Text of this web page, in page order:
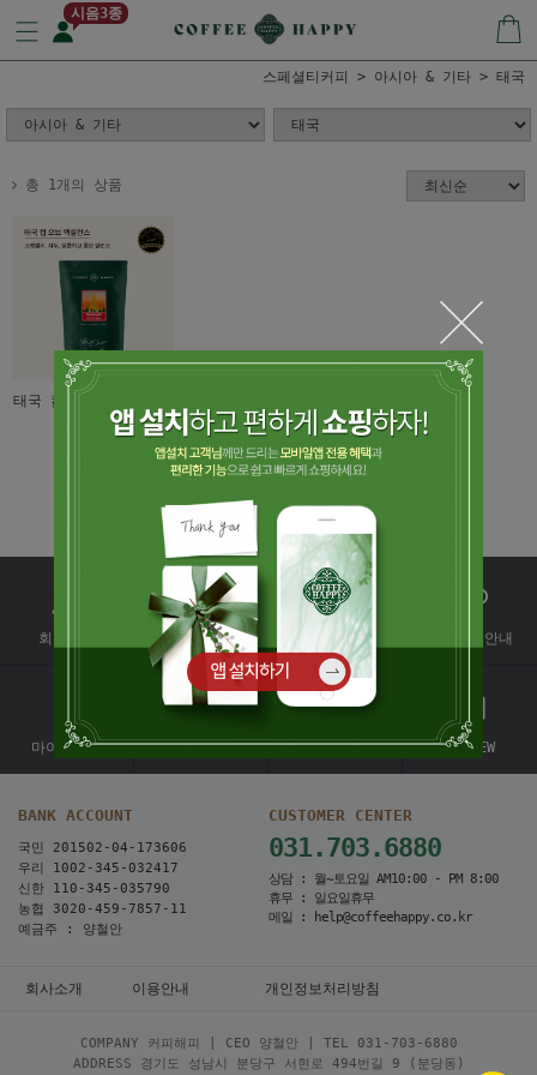
시음3종
스페셜티커피 아시아 & 기타 태국
총 1개의 상품
태국 컵오브엑설런스(내
추럴)
(품절)
회원가입 배송조회 회원혜택 대량커피안내
마이페이지 1:1문의 EVENT REVIEW
BANK ACCOUNT
국민 201502-04-173606
우리 1002-345-032417
신한 110-345-035790
농협 3020-459-7857-11
예금주 : 양철안
CUSTOMER CENTER
031.703.6880
상담 : 월~토요일 AM10:00 - PM 8:00
휴무 : 일요일휴무
메일 : help@coffeehappy.co.kr
회사소개 이용안내 개인정보처리방침
COMPANY 커피해피 | CEO 양철안 | TEL
031-703-6880
ADDRESS 경기도 성남시 분당구 서현로 494번길 9 (분당동)